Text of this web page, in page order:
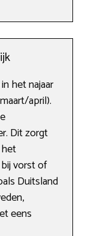
het najaar
april).
Dit zorgt
vorst of
Duitsland
eens